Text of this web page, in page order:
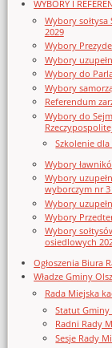
WYBORY I
Wybory sołtysa
2029
Wybory
Wybory
Wybory do
Wybory
Referendum
Wybory do
Szkolenie dla
Wybory
Wybory
wyborczym nr 3
Wybory
Wybory
Wybory
osiedlowych
Ogłoszenia Biura
Władze Gminy
Rada Miejska
Statut
Radni Rady
Sesje Rady